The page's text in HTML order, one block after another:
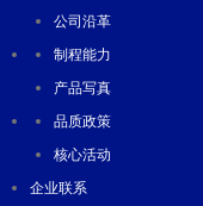
公司沿革
制程能力
产品写真
品质政策
核心活动
企业联系